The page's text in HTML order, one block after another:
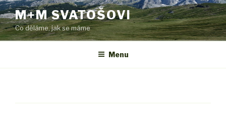
Přejít
k
obsahu
webu
M+M SVATOŠOVI
Co děláme, jak se máme
Menu